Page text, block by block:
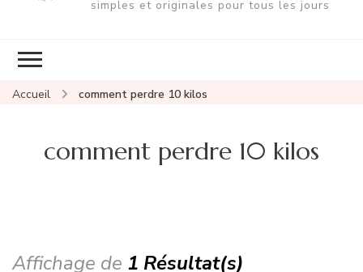
simples et originales pour tous les jours
Accueil comment perdre 10 kilos
comment perdre 10 kilos
Affichage de 1 Résultat(s)